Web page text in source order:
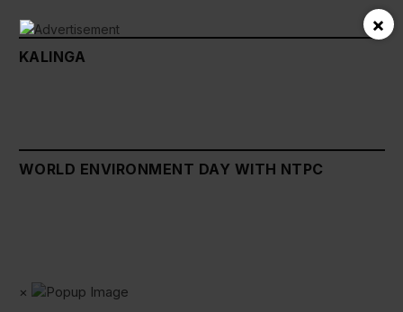
KALINGA
WORLD ENVIRONMENT DAY WITH NTPC
×
×